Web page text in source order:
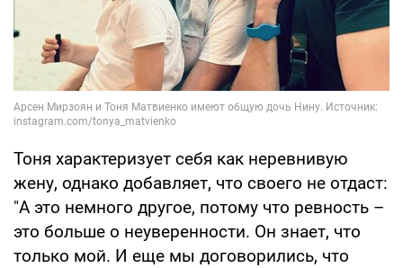
Тоня характеризует себя как неревнивую
жену, однако добавляет, что своего не отдаст:
"А это немного другое, потому что ревность –
это больше о неуверенности. Он знает, что
только мой. И еще мы договорились, что